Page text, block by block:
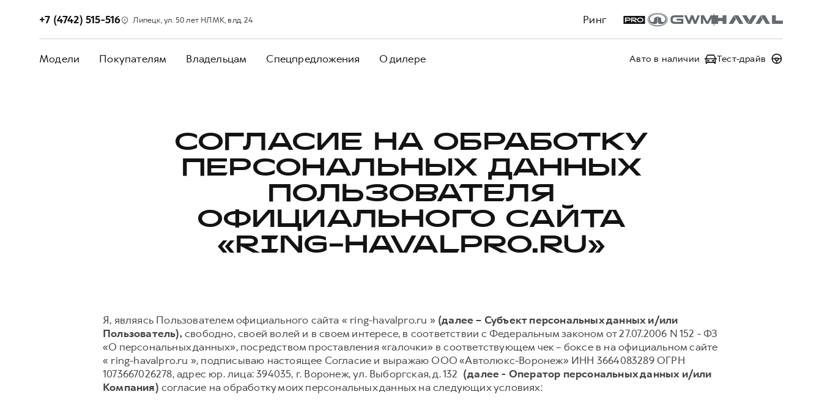
Ринг
+7 (4742) 515-516 Липецк, ул. 50 лет НЛМК, влд. 24
Модели Покупателям Владельцам Спецпредложения О дилере Авто в наличии Тест-драйв
СОГЛАСИЕ НА ОБРАБОТКУ
ПЕРСОНАЛЬНЫХ ДАННЫХ
ПОЛЬЗОВАТЕЛЯ
ОФИЦИАЛЬНОГО САЙТА
«RING-HAVALPRO.RU»
Я, являясь Пользователем официального сайта « ring-havalpro.ru » (далее – Субъект персональных данных и/или
Пользователь),свободно, своей волей и в своем интересе, в соответствии с Федеральным законом от 27.07.2006 N 152 - ФЗ
«О персональных данных», посредством проставления «галочки» в соответствующем чек – боксе в на официальном сайте
« ring-havalpro.ru », подписываю настоящее Согласие и выражаю ООО «Автолюкс-Воронеж» ИНН 3664083289 ОГРН
1073667026278, адрес юр. лица: 394035, г. Воронеж, ул. Выборгская, д. 132 (далее - Оператор персональных данных и/или
Компания) согласие на обработку моих персональных данных на следующих условиях: